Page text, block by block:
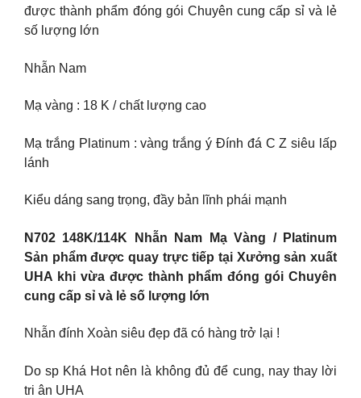
được thành phẩm đóng gói Chuyên cung cấp sỉ và lẻ
số lượng lớn
Nhẫn Nam
Mạ vàng : 18 K / chất lượng cao
Mạ trắng Platinum : vàng trắng ý Đính đá C Z siêu lấp
lánh
Kiểu dáng sang trọng, đầy bản lĩnh phái mạnh
N702 148K/114K Nhẫn Nam Mạ Vàng / Platinum
Sản phẩm được quay trực tiếp tại Xưởng sản xuất
UHA khi vừa được thành phẩm đóng gói Chuyên
cung cấp sỉ và lẻ số lượng lớn
Nhẫn đính Xoàn siêu đẹp đã có hàng trở lại !
Do sp Khá Hot nên là không đủ để cung, nay thay lời
tri ân UHA